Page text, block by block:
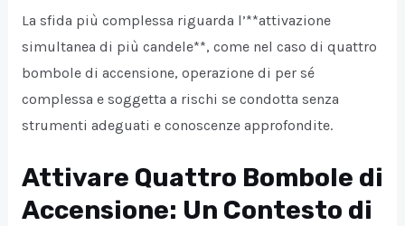
La sfida più complessa riguarda l’**attivazione
simultanea di più candele**, come nel caso di quattro
bombole di accensione, operazione di per sé
complessa e soggetta a rischi se condotta senza
strumenti adeguati e conoscenze approfondite.
Attivare Quattro Bombole di
Accensione: Un Contesto di